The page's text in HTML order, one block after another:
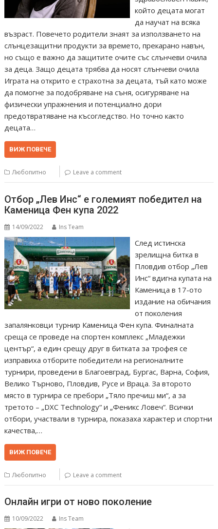
който децата могат
да научат на всяка
възраст. Повечето родители знаят за използването на
слънцезащитни продукти за времето, прекарано навън,
но също е важно да защитите очите със слънчеви очила
за деца. Защо децата трябва да носят слънчеви очила
Играта на открито е страхотна за децата, тъй като може
да помогне за подобряване на съня, осигуряване на
физически упражнения и потенциално дори
предотвратяване на късогледство. Но точно както
децата…
ВИЖ ПОВЕЧЕ
Любопитно Leave a comment
Отбор „Лев Инс“ е големият победител на
Каменица Фен купа 2022
14/09/2022 Ins Team
След истинска
зрелищна битка в
Пловдив отбор „Лев
Инс“ вдигна купата на
Каменица в 17-ото
издание на обичания
от поколения
запалянковци турнир Каменица Фен купа. Финалната
среща се проведе на спортен комплекс „Младежки
център“, а един срещу друг в битката за трофея се
изправиха отборите победители на регионалните
турнири, проведени в Благоевград, Бургас, Варна, София,
Велико Търново, Пловдив, Русе и Враца. За второто
място в турнира се пребори „Тяло пречиш ми“, а за
третото – „DXC Technology“ и „Феникс Ловеч“. Всички
отбори, участвали в турнира, показаха характер и спортни
качества,…
ВИЖ ПОВЕЧЕ
Любопитно Leave a comment
Онлайн игри от ново поколение
10/09/2022 Ins Team